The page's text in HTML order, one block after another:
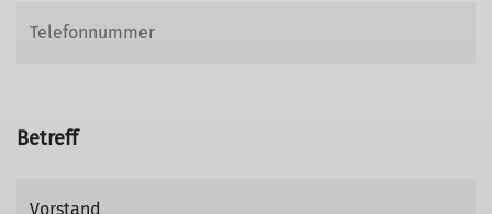
Betreff